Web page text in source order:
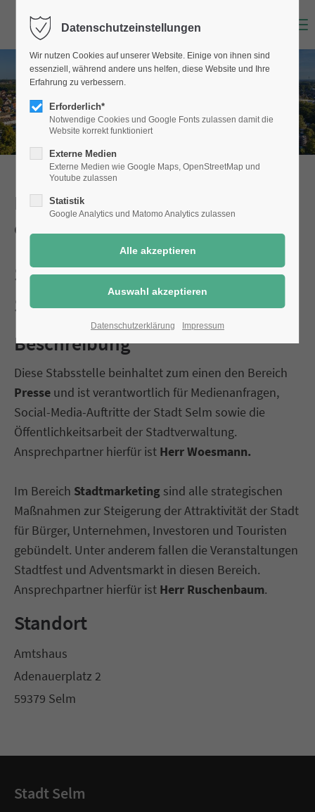
Dienstleistungen der Stadt Selm
einfach online!
Stabsstelle Presse und
Stadtmarketing
Beschreibung
Diese Stabsstelle beinhaltet zum einen den Bereich
Presse und ist verantwortlich für Medienanfragen,
Social-Media-Auftritte der Stadt Selm sowie die
Öffentlichkeitsarbeit der Stadtverwaltung.
Ansprechpartner hierfür ist Herr Woesmann.
Im Bereich Stadtmarketing sind alle strategischen
Maßnahmen zur Steigerung der Attraktivität der Stadt
für Bürger, Unternehmen, Investoren und Touristen
gebündelt. Unter anderem fallen die Veranstaltungen
Stadtfest und Adventsmarkt in diesen Bereich.
Ansprechpartner hierfür ist Herr Ruschenbaum.
Standort
Amtshaus
Adenauerplatz 2
59379 Selm
Stadt Selm
Datenschutzeinstellungen
Wir nutzen Cookies auf unserer Website. Einige von ihnen sind
essenziell, während andere uns helfen, diese Website und Ihre
Erfahrung zu verbessern.
Erforderlich*
Notwendige Cookies und Google Fonts zulassen damit die
Website korrekt funktioniert
Externe Medien
Externe Medien wie Google Maps, OpenStreetMap und
Youtube zulassen
Statistik
Google Analytics und Matomo Analytics zulassen
Datenschutzerklärung Impressum